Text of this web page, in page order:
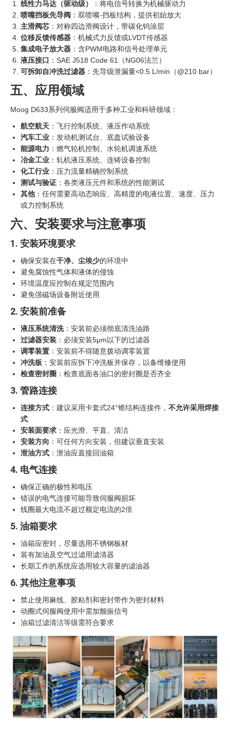
线性力马达（驱动级）
‍：将电信号转换为机械驱动力
喷嘴挡板先导阀 ：双喷嘴-挡板结构，提供初始放大
主滑阀芯 ：对称四边滑阀设计，带碳化钨涂层
位移反馈传感器 ：机械式力反馈或LVDT传感器
集成电子放大器 ：含PWM电路和信号处理单元
液压接口 ：SAE J518 Code 61（NG06法兰）
可拆卸自冲洗过滤器 ：先导级泄漏量<0.5 L/min（@210 bar）
五、应用领域
Moog D633系列伺服阀适用于多种工业和科研领域：
航空航天 ：飞行控制系统、液压作动系统
汽车工业 ：发动机测试台、底盘试验设备
能源电力 ：燃气轮机控制、水轮机调速系统
冶金工业 ：轧机液压系统、连铸设备控制
化工行业 ：压力流量精确控制系统
测试与验证 ：各类液压元件和系统的性能测试
其他：任何需要高动态响应、高精度的电液位置、速度、压力
或力控制系统
六、安装要求与注意事项
1. 安装环境要求
确保安装在干净、尘埃少的环境中
避免腐蚀性气体和液体的侵蚀
环境温度应控制在规定范围内
避免强磁场设备附近使用
2. 安装前准备
液压系统清洗：安装前必须彻底清洗油路
过滤器安装 ：必须安装5μm以下的过滤器
调零装置 ：安装前不得随意拨动调零装置
冲洗板 ：安装前应拆下冲洗板并保存，以备维修使用
检查密封圈 ：检查底面各油口的密封圈是否齐全
3. 管路连接
连接方式 ：建议采用卡套式24°锥结构连接件， 不允许采用焊接
式
安装面要求 ：应光滑、平直、清洁
安装方向 ：可任何方向安装，但建议垂直安装
泄油方式 ：泄油应直接回油箱
4. 电气连接
确保正确的极性和电压
错误的电气连接可能导致伺服阀损坏
线圈最大电流不超过额定电流的2倍
5. 油箱要求
油箱应密封，尽量选用不锈钢板材
装有加油及空气过滤用滤清器
长期工作的系统应选用较大容量的滤油器
6. 其他注意事项
禁止使用麻线、胶粘剂和密封带作为密封材料
动圈式伺服阀使用中需加颤振信号
油箱过滤清洁等级需符合要求